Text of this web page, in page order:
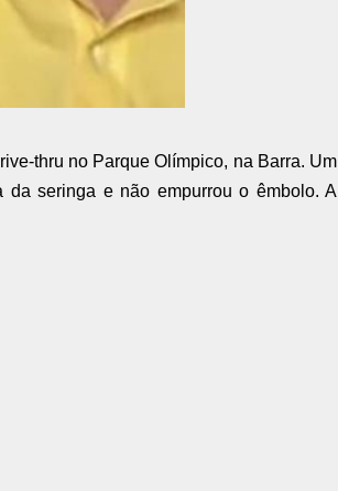
thru no Parque Olímpico, na Barra. Um
seringa e não empurrou o êmbolo. A